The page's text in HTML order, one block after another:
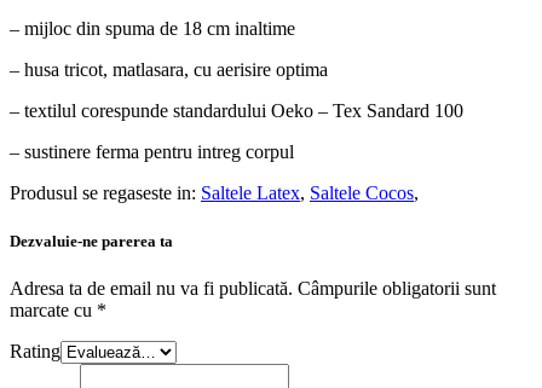
– mijloc din spuma de 18 cm inaltime
– husa tricot, matlasara, cu aerisire optima
– textilul corespunde standardului Oeko – Tex Sandard 100
– sustinere ferma pentru intreg corpul
Produsul se regaseste in: Saltele Latex, Saltele Cocos,
Dezvaluie-ne parerea ta
Adresa ta de email nu va fi publicată. Câmpurile obligatorii sunt
marcate cu *
Rating